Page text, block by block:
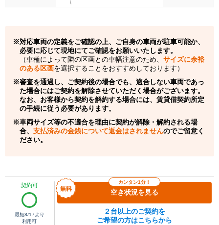
対応車両の定義をご確認の上、ご自身の車両が駐車可能か、
必要に応じて現地にてご確認をお願いいたします。
（車種によって隣の区画との車幅注意のため、 サイズに余裕
のある区画を選択することをおすすめしております）
審査を通過し、ご契約後の場合でも、適合しない車両であっ
た場合にはご契約を解除させていただく場合がございます。
なお、お客様から契約を解約する場合には、賃貸借契約所定
の手続に従う必要があります。
車両サイズ等の不適合を理由に契約が解除・解約される場
合、 支払済みの金銭について返金はされませんのでご留意く
ださい。
契約可
最短8/17 より
利用可
カンタン1分！
空き状況を見る
２台以上のご契約を
ご希望の方はこちらから